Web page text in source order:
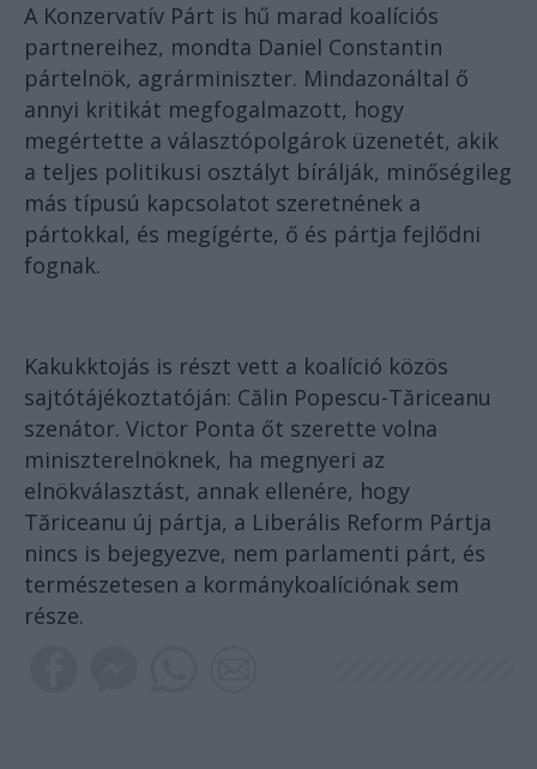
A Konzervatív Párt is hű marad koalíciós
partnereihez, mondta Daniel Constantin
pártelnök, agrárminiszter. Mindazonáltal ő
annyi kritikát megfogalmazott, hogy
megértette a választópolgárok üzenetét, akik
a teljes politikusi osztályt bírálják, minőségileg
más típusú kapcsolatot szeretnének a
pártokkal, és megígérte, ő és pártja fejlődni
fognak.
Kakukktojás is részt vett a koalíció közös
sajtótájékoztatóján: Călin Popescu-Tăriceanu
szenátor. Victor Ponta őt szerette volna
miniszterelnöknek, ha megnyeri az
elnökválasztást, annak ellenére, hogy
Tăriceanu új pártja, a Liberális Reform Pártja
nincs is bejegyezve, nem parlamenti párt, és
természetesen a kormánykoalíciónak sem
része.